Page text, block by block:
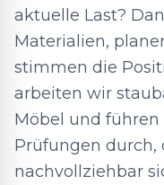
aktuelle Last?
Materialien,
stimmen die
arbeiten wir
Möbel und
Prüfungen durch,
nachvollziehbar